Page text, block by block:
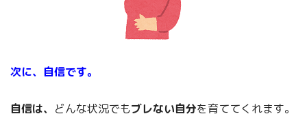
次に、自信です。
自信は、 どんな状況でもブレない自分を育ててくれます。